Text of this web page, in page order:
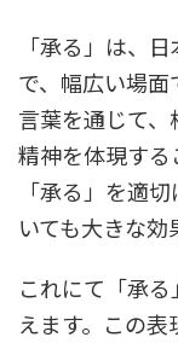
「承る」は、
で、幅広い場
言葉を通じて
精神を体現す
「承る」を適
いても大きな効
これにて「承
えます。この